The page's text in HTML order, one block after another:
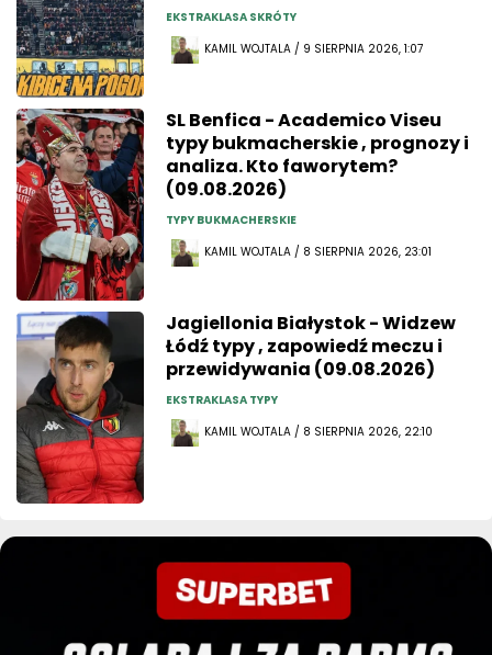
EKSTRAKLASA SKRÓTY
KAMIL WOJTALA / 9 SIERPNIA 2026, 1:07
SL Benfica - Academico Viseu
typy bukmacherskie , prognozy i
analiza. Kto faworytem?
(09.08.2026)
TYPY BUKMACHERSKIE
KAMIL WOJTALA / 8 SIERPNIA 2026, 23:01
Jagiellonia Białystok - Widzew
Łódź typy , zapowiedź meczu i
przewidywania (09.08.2026)
EKSTRAKLASA TYPY
KAMIL WOJTALA / 8 SIERPNIA 2026, 22:10